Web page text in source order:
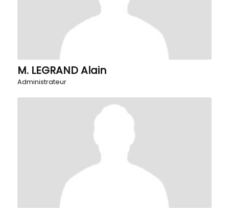
M. LEGRAND Alain
Administrateur